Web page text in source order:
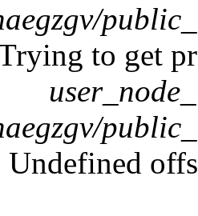
to get
Undefined